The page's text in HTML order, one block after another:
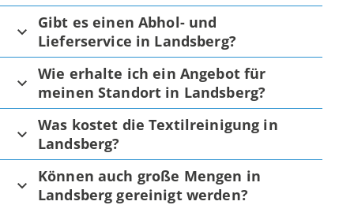
Gibt es einen Abhol- und
Lieferservice in Landsberg?
Wie erhalte ich ein Angebot für
meinen Standort in Landsberg?
Was kostet die Textilreinigung in
Landsberg?
Können auch große Mengen in
Landsberg gereinigt werden?